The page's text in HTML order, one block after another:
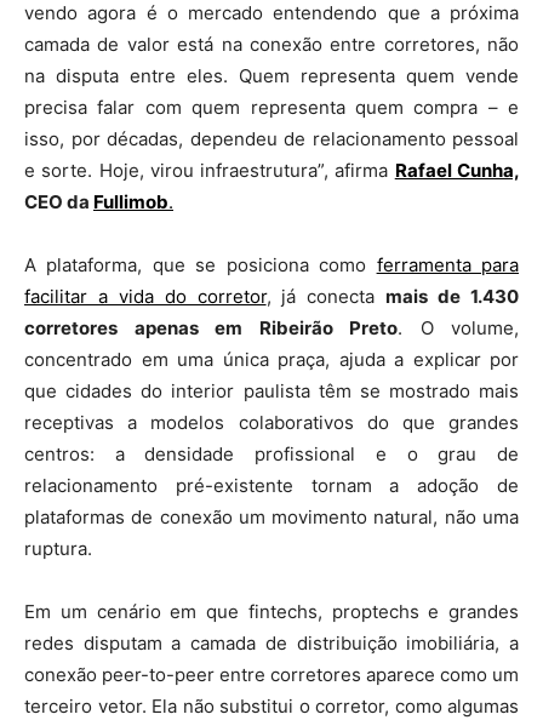
vendo agora é o mercado entendendo que a próxima
camada de valor está na conexão entre corretores, não
na disputa entre eles. Quem representa quem vende
precisa falar com quem representa quem compra – e
isso, por décadas, dependeu de relacionamento pessoal
e sorte. Hoje, virou infraestrutura”, afirma Rafael Cunha,
CEO da Fullimob.
A plataforma, que se posiciona como ferramenta para
facilitar a vida do corretor, já conectamais de 1.430
corretores apenas em Ribeirão Preto. O volume,
concentrado em uma única praça, ajuda a explicar por
que cidades do interior paulista têm se mostrado mais
receptivas a modelos colaborativos do que grandes
centros: a densidade profissional e o grau de
relacionamento pré-existente tornam a adoção de
plataformas de conexão um movimento natural, não uma
ruptura.
Em um cenário em que fintechs, proptechs e grandes
redes disputam a camada de distribuição imobiliária, a
conexão peer-to-peer entre corretores aparece como um
terceiro vetor. Ela não substitui o corretor, como algumas